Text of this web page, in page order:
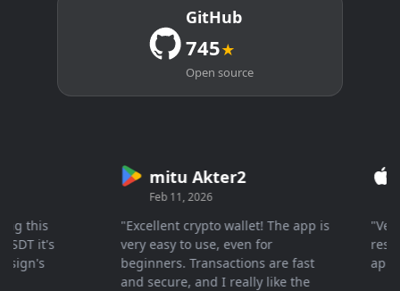
GitHub
745★
Open source
it's
mitu Akter2
Feb 11, 2026
"Excellent crypto wallet! The app is
very easy to use, even for
beginners. Transactions are fast
and secure, and I really like the
"Very